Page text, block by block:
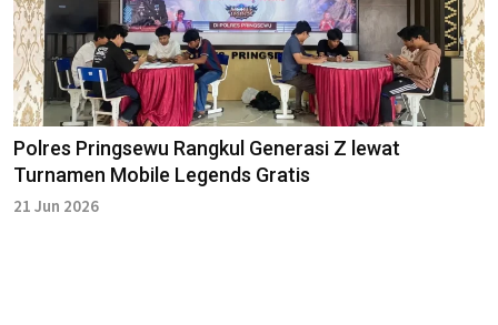
Polres Pringsewu Rangkul Generasi Z lewat
Turnamen Mobile Legends Gratis
21 Jun 2026